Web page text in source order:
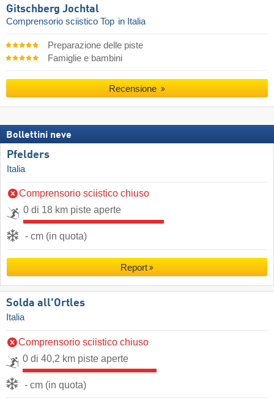
Gitschberg Jochtal
Comprensorio sciistico Top in Italia
Preparazione delle piste
Famiglie e bambini
Recensione
Bollettini neve
Pfelders
Italia
Comprensorio sciistico chiuso
0 di 18 km piste aperte
- cm (in quota)
Report
Solda all'Ortles
Italia
Comprensorio sciistico chiuso
0 di 40,2 km piste aperte
- cm (in quota)